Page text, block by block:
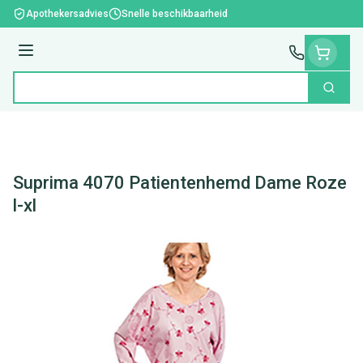
Ga naar de inhoud
Apothekersadvies Snelle beschikbaarheid
Menu
Zoek
Suprima 4070 Patientenhemd Dame Roze
l-xl